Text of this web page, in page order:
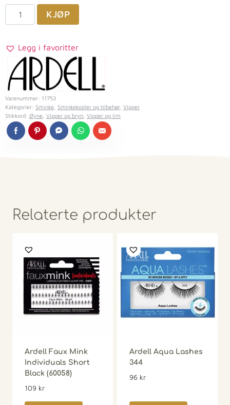
KJØP
Legg i favoritter
Varenummer: 11753
Kategorier: Sminke Sminkekoster og tilbehør, Vipper
Stikkord: Øyne Vipper og bryn Vipper og lim
Relaterte produkter
Ardell Faux Mink
Individuals Short
Black (60058)
109 kr
Ardell Aqua Lashes
344
96 kr